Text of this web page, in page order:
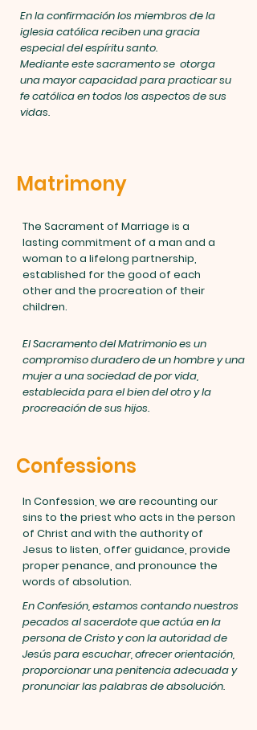
En la confirmación los miembros de la
iglesia católica reciben una gracia
especial del espíritu santo.
Mediante este sacramento se otorga
una mayor capacidad para practicar su
fe católica en todos los aspectos de sus
vidas.
Matrimony
The Sacrament of Marriage is a
lasting commitment of a man and a
woman to a lifelong partnership,
established for the good of each
other and the procreation of their
children.
El Sacramento del Matrimonio es un
compromiso duradero de un hombre y una
mujer a una sociedad de por vida,
establecida para el bien del otro y la
procreación de sus hijos.
Confessions
In Confession, we are recounting our
sins to the priest who acts in the person
of Christ and with the authority of
Jesus to listen, offer guidance, provide
proper penance, and pronounce the
words of absolution.
En Confesión, estamos contando nuestros
pecados al sacerdote que actúa en la
persona de Cristo y con la autoridad de
Jesús para escuchar, ofrecer orientación,
proporcionar una penitencia adecuada y
pronunciar las palabras de absolución.